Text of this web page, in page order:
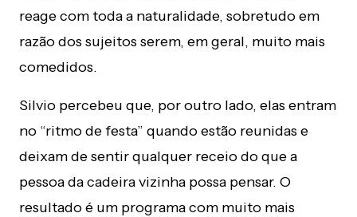
reage com toda a naturalidade, sobretudo em
razão dos sujeitos serem, em geral, muito mais
comedidos.
Silvio percebeu que, por outro lado, elas entram
no “ritmo de festa” quando estão reunidas e
deixam de sentir qualquer receio do que a
pessoa da cadeira vizinha possa pensar. O
resultado é um programa com muito mais